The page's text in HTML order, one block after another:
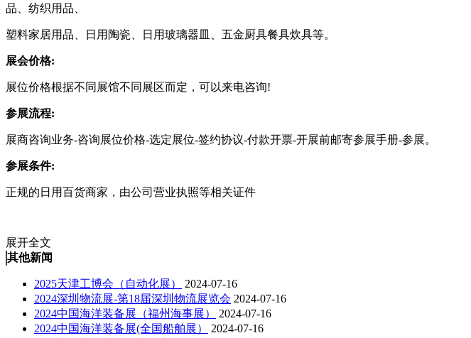
品、纺织用品、
塑料家居用品、日用陶瓷、日用玻璃器皿、五金厨具餐具炊具等。
展会价格:
展位价格根据不同展馆不同展区而定，可以来电咨询!
参展流程:
展商咨询业务-咨询展位价格-选定展位-签约协议-付款开票-开展前邮寄参展手册-参展。
参展条件:
正规的日用百货商家，由公司营业执照等相关证件
展开全文
其他新闻
2025天津工博会（自动化展）
2024-07-16
2024深圳物流展-第18届深圳物流展览会 2024-07-16
2024中国海洋装备展（福州海事展）
2024-07-16
2024中国海洋装备展(全国船舶展）
2024-07-16